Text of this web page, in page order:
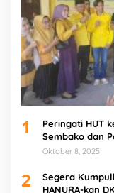
1
Peringati HUT
Sembako dan
Oktober 8, 2025
2
Segera
HANURA-kan